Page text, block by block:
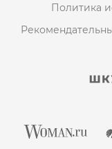
Политика